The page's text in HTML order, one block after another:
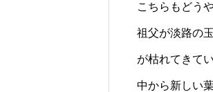
こちらもどう
祖父が淡路の
が枯れてきてい
中から新しい